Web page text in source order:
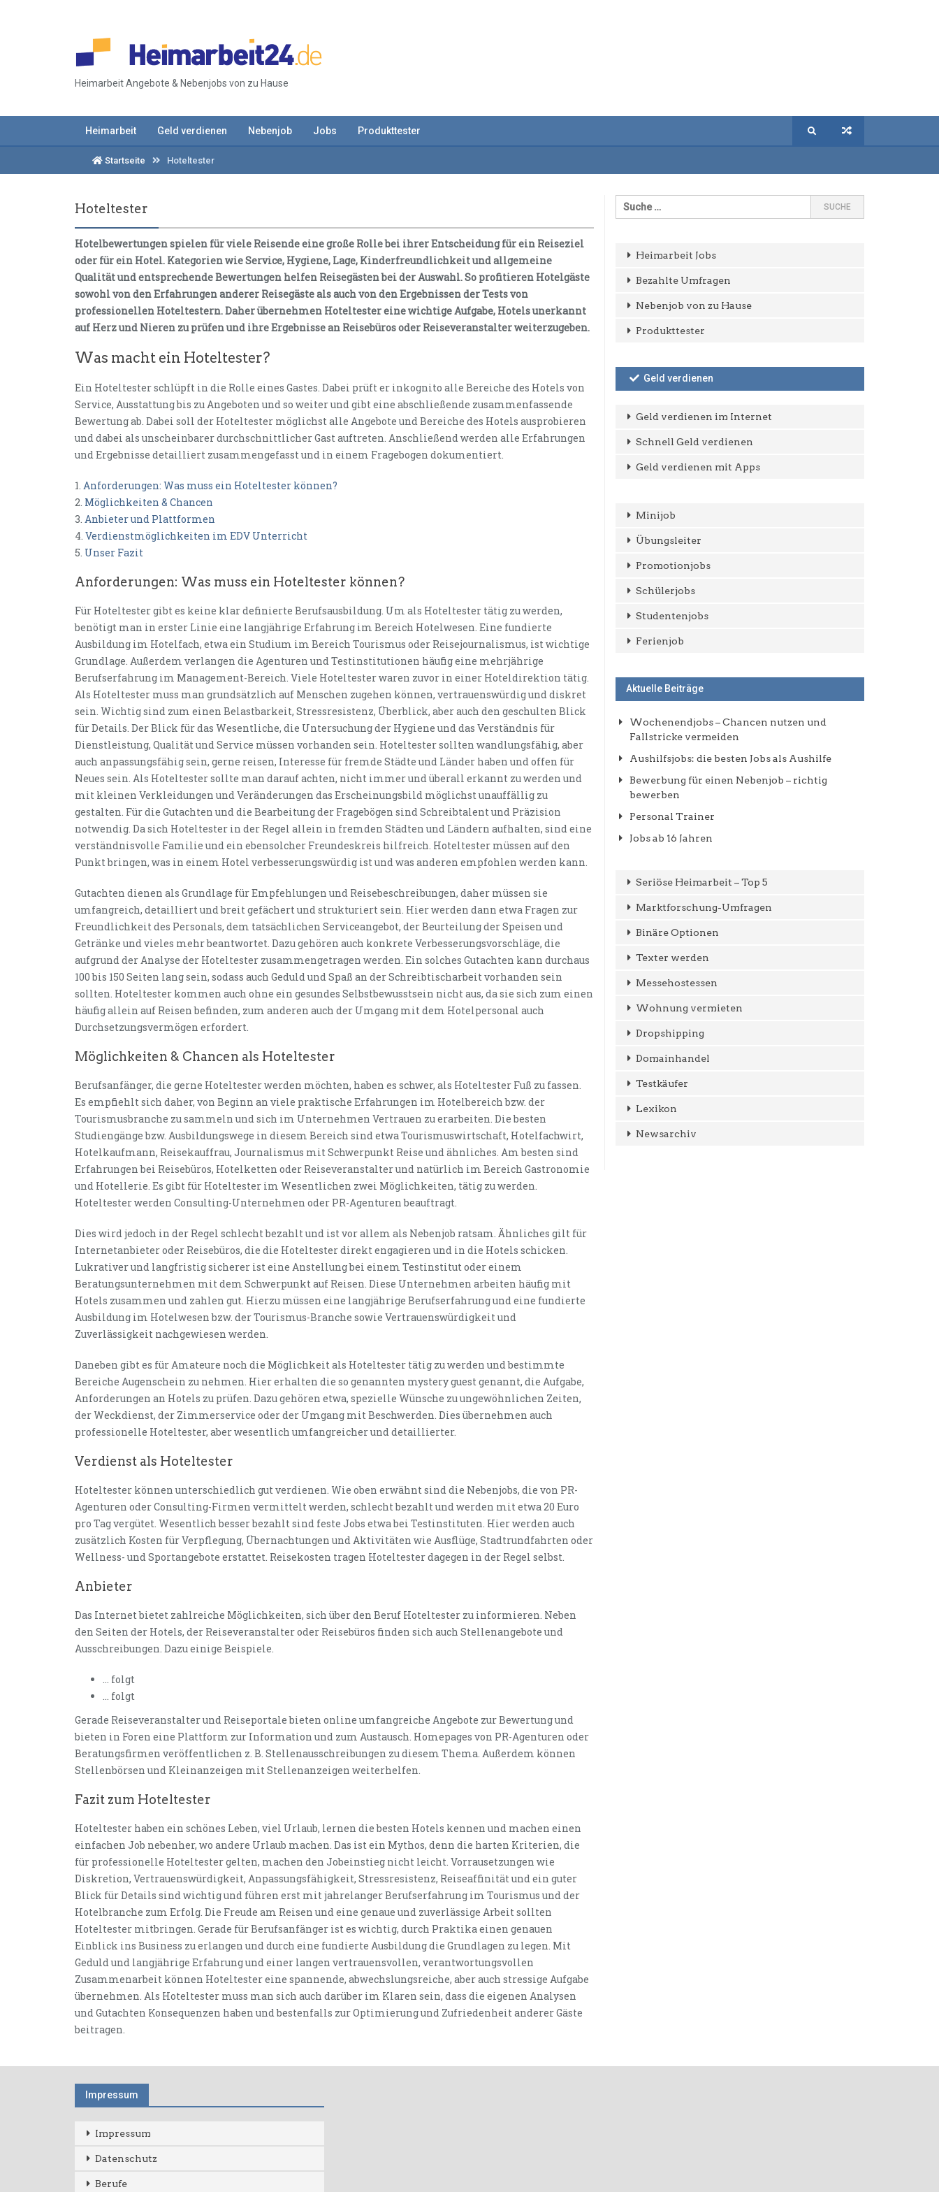
Heimarbeit Angebote & Nebenjobs von zu Hause
Heimarbeit Geld verdienen Nebenjob Jobs Produkttester
Startseite Hoteltester
Hoteltester
Hotelbewertungen spielen für viele Reisende eine große Rolle bei ihrer Entscheidung für ein Reiseziel
oder für ein Hotel. Kategorien wie Service, Hygiene, Lage, Kinderfreundlichkeit und allgemeine
Qualität und entsprechende Bewertungen helfen Reisegästen bei der Auswahl. So profitieren Hotelgäste
sowohl von den Erfahrungen anderer Reisegäste als auch von den Ergebnissen der Tests von
professionellen Hoteltestern. Daher übernehmen Hoteltester eine wichtige Aufgabe, Hotels unerkannt
auf Herz und Nieren zu prüfen und ihre Ergebnisse an Reisebüros oder Reiseveranstalter weiterzugeben.
Was macht ein Hoteltester?
Ein Hoteltester schlüpft in die Rolle eines Gastes. Dabei prüft er inkognito alle Bereiche des Hotels von
Service, Ausstattung bis zu Angeboten und so weiter und gibt eine abschließende zusammenfassende
Bewertung ab. Dabei soll der Hoteltester möglichst alle Angebote und Bereiche des Hotels ausprobieren
und dabei als unscheinbarer durchschnittlicher Gast auftreten. Anschließend werden alle Erfahrungen
und Ergebnisse detailliert zusammengefasst und in einem Fragebogen dokumentiert.
1. Anforderungen: Was muss ein Hoteltester können?
2. Möglichkeiten & Chancen
3. Anbieter und Plattformen
4. Verdienstmöglichkeiten im EDV Unterricht
5. Unser Fazit
Anforderungen: Was muss ein Hoteltester können?
Für Hoteltester gibt es keine klar definierte Berufsausbildung. Um als Hoteltester tätig zu werden,
benötigt man in erster Linie eine langjährige Erfahrung im Bereich Hotelwesen. Eine fundierte
Ausbildung im Hotelfach, etwa ein Studium im Bereich Tourismus oder Reisejournalismus, ist wichtige
Grundlage. Außerdem verlangen die Agenturen und Testinstitutionen häufig eine mehrjährige
Berufserfahrung im Management-Bereich. Viele Hoteltester waren zuvor in einer Hoteldirektion tätig.
Als Hoteltester muss man grundsätzlich auf Menschen zugehen können, vertrauenswürdig und diskret
sein. Wichtig sind zum einen Belastbarkeit, Stressresistenz, Überblick, aber auch den geschulten Blick
für Details. Der Blick für das Wesentliche, die Untersuchung der Hygiene und das Verständnis für
Dienstleistung, Qualität und Service müssen vorhanden sein. Hoteltester sollten wandlungsfähig, aber
auch anpassungsfähig sein, gerne reisen, Interesse für fremde Städte und Länder haben und offen für
Neues sein. Als Hoteltester sollte man darauf achten, nicht immer und überall erkannt zu werden und
mit kleinen Verkleidungen und Veränderungen das Erscheinungsbild möglichst unauffällig zu
gestalten. Für die Gutachten und die Bearbeitung der Fragebögen sind Schreibtalent und Präzision
notwendig. Da sich Hoteltester in der Regel allein in fremden Städten und Ländern aufhalten, sind eine
verständnisvolle Familie und ein ebensolcher Freundeskreis hilfreich. Hoteltester müssen auf den
Punkt bringen, was in einem Hotel verbesserungswürdig ist und was anderen empfohlen werden kann.
Gutachten dienen als Grundlage für Empfehlungen und Reisebeschreibungen, daher müssen sie
umfangreich, detailliert und breit gefächert und strukturiert sein. Hier werden dann etwa Fragen zur
Freundlichkeit des Personals, dem tatsächlichen Serviceangebot, der Beurteilung der Speisen und
Getränke und vieles mehr beantwortet. Dazu gehören auch konkrete Verbesserungsvorschläge, die
aufgrund der Analyse der Hoteltester zusammengetragen werden. Ein solches Gutachten kann durchaus
100 bis 150 Seiten lang sein, sodass auch Geduld und Spaß an der Schreibtischarbeit vorhanden sein
sollten. Hoteltester kommen auch ohne ein gesundes Selbstbewusstsein nicht aus, da sie sich zum einen
häufig allein auf Reisen befinden, zum anderen auch der Umgang mit dem Hotelpersonal auch
Durchsetzungsvermögen erfordert.
Möglichkeiten & Chancen als Hoteltester
Berufsanfänger, die gerne Hoteltester werden möchten, haben es schwer, als Hoteltester Fuß zu fassen.
Es empfiehlt sich daher, von Beginn an viele praktische Erfahrungen im Hotelbereich bzw. der
Tourismusbranche zu sammeln und sich im Unternehmen Vertrauen zu erarbeiten. Die besten
Studiengänge bzw. Ausbildungswege in diesem Bereich sind etwa Tourismuswirtschaft, Hotelfachwirt,
Hotelkaufmann, Reisekauffrau, Journalismus mit Schwerpunkt Reise und ähnliches. Am besten sind
Erfahrungen bei Reisebüros, Hotelketten oder Reiseveranstalter und natürlich im Bereich Gastronomie
und Hotellerie. Es gibt für Hoteltester im Wesentlichen zwei Möglichkeiten, tätig zu werden.
Hoteltester werden Consulting-Unternehmen oder PR-Agenturen beauftragt.
Dies wird jedoch in der Regel schlecht bezahlt und ist vor allem als Nebenjob ratsam. Ähnliches gilt für
Internetanbieter oder Reisebüros, die die Hoteltester direkt engagieren und in die Hotels schicken.
Lukrativer und langfristig sicherer ist eine Anstellung bei einem Testinstitut oder einem
Beratungsunternehmen mit dem Schwerpunkt auf Reisen. Diese Unternehmen arbeiten häufig mit
Hotels zusammen und zahlen gut. Hierzu müssen eine langjährige Berufserfahrung und eine fundierte
Ausbildung im Hotelwesen bzw. der Tourismus-Branche sowie Vertrauenswürdigkeit und
Zuverlässigkeit nachgewiesen werden.
Daneben gibt es für Amateure noch die Möglichkeit als Hoteltester tätig zu werden und bestimmte
Bereiche Augenschein zu nehmen. Hier erhalten die so genannten mystery guest genannt, die Aufgabe,
Anforderungen an Hotels zu prüfen. Dazu gehören etwa, spezielle Wünsche zu ungewöhnlichen Zeiten,
der Weckdienst, der Zimmerservice oder der Umgang mit Beschwerden. Dies übernehmen auch
professionelle Hoteltester, aber wesentlich umfangreicher und detaillierter.
Verdienst als Hoteltester
Hoteltester können unterschiedlich gut verdienen. Wie oben erwähnt sind die Nebenjobs, die von PR-
Agenturen oder Consulting-Firmen vermittelt werden, schlecht bezahlt und werden mit etwa 20 Euro
pro Tag vergütet. Wesentlich besser bezahlt sind feste Jobs etwa bei Testinstituten. Hier werden auch
zusätzlich Kosten für Verpflegung, Übernachtungen und Aktivitäten wie Ausflüge, Stadtrundfahrten oder
Wellness- und Sportangebote erstattet. Reisekosten tragen Hoteltester dagegen in der Regel selbst.
Anbieter
Das Internet bietet zahlreiche Möglichkeiten, sich über den Beruf Hoteltester zu informieren. Neben
den Seiten der Hotels, der Reiseveranstalter oder Reisebüros finden sich auch Stellenangebote und
Ausschreibungen. Dazu einige Beispiele.
… folgt
… folgt
Gerade Reiseveranstalter und Reiseportale bieten online umfangreiche Angebote zur Bewertung und
bieten in Foren eine Plattform zur Information und zum Austausch. Homepages von PR-Agenturen oder
Beratungsfirmen veröffentlichen z. B. Stellenausschreibungen zu diesem Thema. Außerdem können
Stellenbörsen und Kleinanzeigen mit Stellenanzeigen weiterhelfen.
Fazit zum Hoteltester
Hoteltester haben ein schönes Leben, viel Urlaub, lernen die besten Hotels kennen und machen einen
einfachen Job nebenher, wo andere Urlaub machen. Das ist ein Mythos, denn die harten Kriterien, die
für professionelle Hoteltester gelten, machen den Jobeinstieg nicht leicht. Vorrausetzungen wie
Diskretion, Vertrauenswürdigkeit, Anpassungsfähigkeit, Stressresistenz, Reiseaffinität und ein guter
Blick für Details sind wichtig und führen erst mit jahrelanger Berufserfahrung im Tourismus und der
Hotelbranche zum Erfolg. Die Freude am Reisen und eine genaue und zuverlässige Arbeit sollten
Hoteltester mitbringen. Gerade für Berufsanfänger ist es wichtig, durch Praktika einen genauen
Einblick ins Business zu erlangen und durch eine fundierte Ausbildung die Grundlagen zu legen. Mit
Geduld und langjährige Erfahrung und einer langen vertrauensvollen, verantwortungsvollen
Zusammenarbeit können Hoteltester eine spannende, abwechslungsreiche, aber auch stressige Aufgabe
übernehmen. Als Hoteltester muss man sich auch darüber im Klaren sein, dass die eigenen Analysen
und Gutachten Konsequenzen haben und bestenfalls zur Optimierung und Zufriedenheit anderer Gäste
beitragen.
Heimarbeit Jobs
Bezahlte Umfragen
Nebenjob von zu Hause
Produkttester
Geld verdienen
Geld verdienen im Internet
Schnell Geld verdienen
Geld verdienen mit Apps
Minijob
Übungsleiter
Promotionjobs
Schülerjobs
Studentenjobs
Ferienjob
Aktuelle Beiträge
Wochenendjobs – Chancen nutzen und
Fallstricke vermeiden
Aushilfsjobs: die besten Jobs als Aushilfe
Bewerbung für einen Nebenjob – richtig
bewerben
Personal Trainer
Jobs ab 16 Jahren
Seriöse Heimarbeit – Top 5
Marktforschung-Umfragen
Binäre Optionen
Texter werden
Messehostessen
Wohnung vermieten
Dropshipping
Domainhandel
Testkäufer
Lexikon
Newsarchiv
Impressum
Impressum
Datenschutz
Berufe